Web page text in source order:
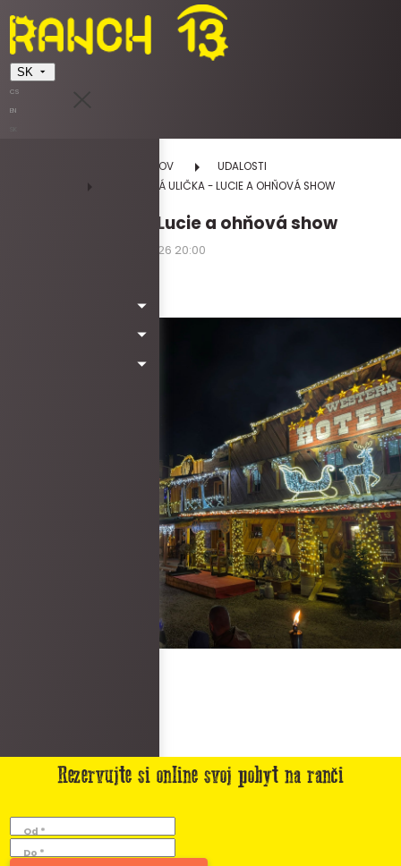
SK
CS
EN
DOMOV
UDALOSTI
VIANOČNÁ ULIČKA - LUCIE A OHŇOVÁ SHOW
Vianočná ulička - Lucie a ohňová show
13.12.2026 17:00 - 13.12.2026 20:00
Rezervujte si online svoj pobyt na ranči
Od *
Do *